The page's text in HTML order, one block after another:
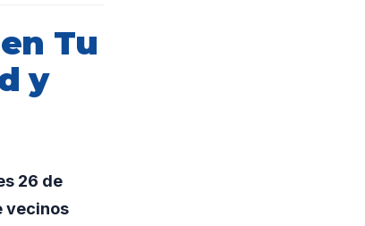
Tu
y
26 de
vecinos